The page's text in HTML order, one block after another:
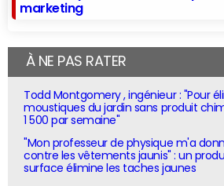
marketing
À NE PAS RATER
Todd Montgomery , ingénieur : "Pour
moustiques du jardin sans produit
1 500 par semaine"
"Mon professeur de physique m'a
contre les vêtements jaunis" : un
surface élimine les taches jaunes